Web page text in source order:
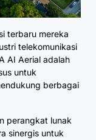
terbaru mereka
telekomunikasi
AI Aerial adalah
untuk
berbagai
perangkat lunak
sinergis untuk